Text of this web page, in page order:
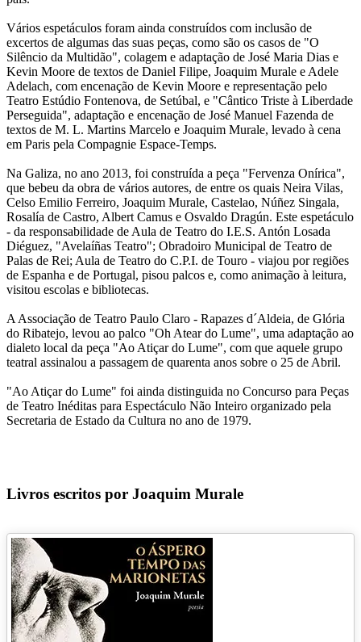
Vários espetáculos foram ainda construídos com inclusão de
excertos de algumas das suas peças, como são os casos de "O
Silêncio da Multidão", colagem e adaptação de José Maria Dias e
Kevin Moore de textos de Daniel Filipe, Joaquim Murale e Adele
Adelach, com encenação de Kevin Moore e representação pelo
Teatro Estúdio Fontenova, de Setúbal, e "Cântico Triste à Liberdade
Perseguida", adaptação e encenação de José Manuel Fazenda de
textos de M. L. Martins Marcelo e Joaquim Murale, levado à cena
em Paris pela Compagnie Espace-Temps.
Na Galiza, no ano 2013, foi construída a peça "Fervenza Onírica",
que bebeu da obra de vários autores, de entre os quais Neira Vilas,
Celso Emilio Ferreiro, Joaquim Murale, Castelao, Núñez Singala,
Rosalía de Castro, Albert Camus e Osvaldo Dragún. Este espetáculo
- da responsabilidade de Aula de Teatro do I.E.S. Antón Losada
Diéguez, "Avelaíñas Teatro"; Obradoiro Municipal de Teatro de
Palas de Rei; Aula de Teatro do C.P.I. de Touro - viajou por regiões
de Espanha e de Portugal, pisou palcos e, como animação à leitura,
visitou escolas e bibliotecas.
A Associação de Teatro Paulo Claro - Rapazes d´Aldeia, de Glória
do Ribatejo, levou ao palco "Oh Atear do Lume", uma adaptação ao
dialeto local da peça "Ao Atiçar do Lume", com que aquele grupo
teatral assinalou a passagem de quarenta anos sobre o 25 de Abril.
"Ao Atiçar do Lume" foi ainda distinguida no Concurso para Peças
de Teatro Inéditas para Espectáculo Não Inteiro organizado pela
Secretaria de Estado da Cultura no ano de 1979.
Livros escritos por Joaquim Murale